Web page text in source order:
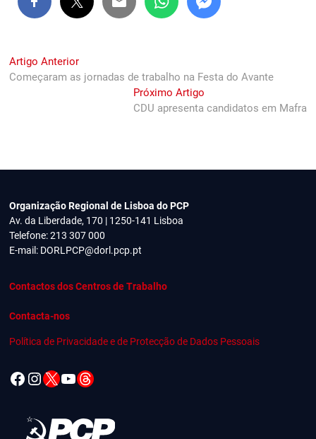
Navegação
de
Artigo AnteriorPrevious
post:
Começaram as jornadas de trabalho na Festa do Avante
Próximo ArtigoNext
post:
CDU apresenta candidatos em Mafra
Organização Regional de Lisboa do PCP
Av. da Liberdade, 170 | 1250-141 Lisboa
Telefone: 213 307 000
E-mail: DORLPCP@dorl.pcp.pt
Contactos dos Centros de Trabalho
Contacta-nos
Política de Privacidade e de Protecção de Dados Pessoais
Facebook
Instagram
X YouTube
Threads